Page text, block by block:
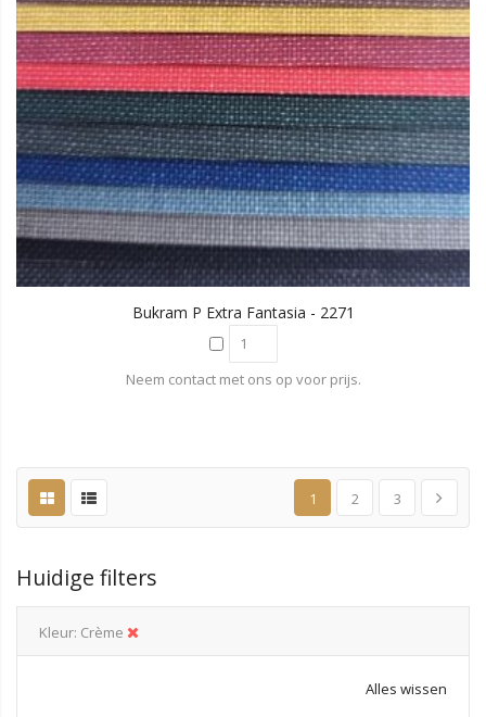
Bukram P Extra Fantasia - 2271
Neem contact met ons op voor prijs.
1 2 3
Huidige filters
Kleur Crème
Alles wissen